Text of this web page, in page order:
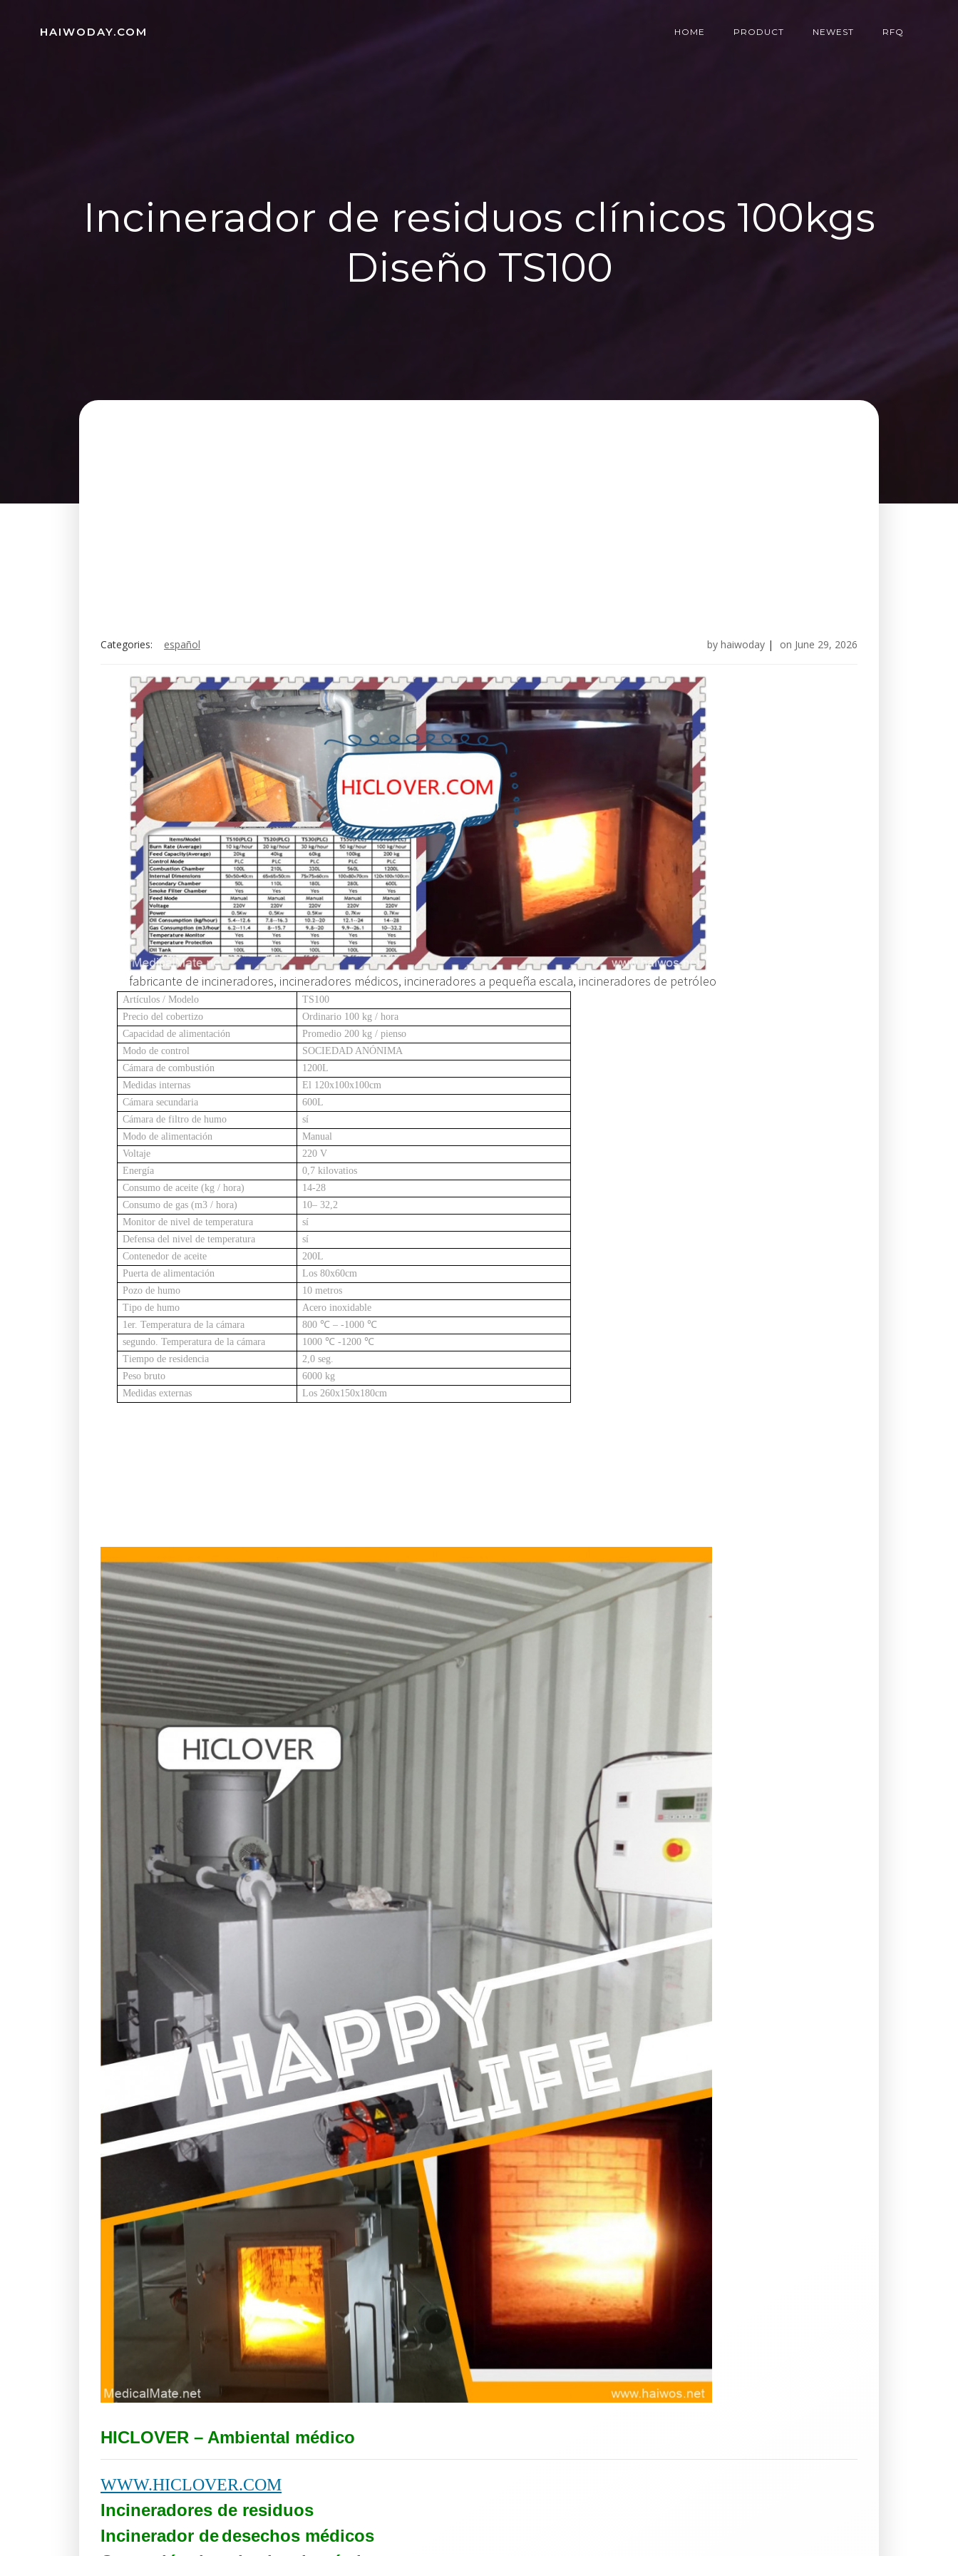
HAIWODAY.COM HOME PRODUCT NEWEST RFQ
Incinerador de residuos clínicos 100kgs
Diseño TS100
Categories: español by haiwoday | on June 29, 2026
fabricante de incineradores, incineradores médicos, incineradores a pequeña escala, incineradores de petróleo
Artículos / Modelo
TS100
Precio del cobertizo
Ordinario 100 kg / hora
Capacidad de alimentación
Promedio 200 kg / pienso
Modo de control
SOCIEDAD ANÓNIMA
Cámara de combustión
1200L
Medidas internas
El 120x100x100cm
Cámara secundaria
600L
Cámara de filtro de humo
sí
Modo de alimentación
Manual
Voltaje
220 V
Energía
0,7 kilovatios
Consumo de aceite (kg / hora)
14-28
Consumo de gas (m3 / hora)
10– 32,2
Monitor de nivel de temperatura
sí
Defensa del nivel de temperatura
sí
Contenedor de aceite
200L
Puerta de alimentación
Los 80x60cm
Pozo de humo
10 metros
Tipo de humo
Acero inoxidable
1er. Temperatura de la cámara
800 ℃ – -1000 ℃
segundo. Temperatura de la cámara
1000 ℃ -1200 ℃
Tiempo de residencia
2,0 seg.
Peso bruto
6000 kg
Medidas externas
Los 260x150x180cm
HICLOVER – Ambiental médico
WWW.HICLOVER.COM
Incineradores de residuos
Incinerador dedesechos médicos